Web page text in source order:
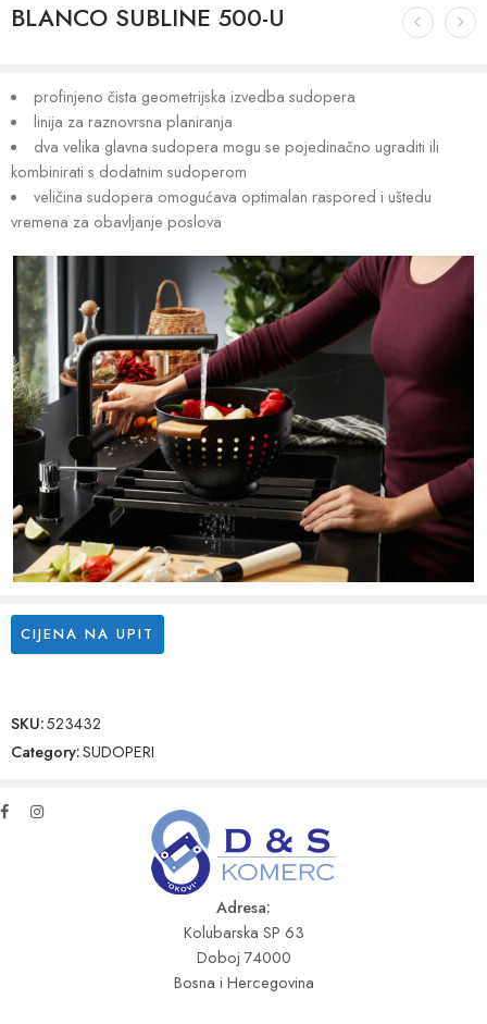
BLANCO SUBLINE 500-U
profinjeno čista geometrijska izvedba sudopera
linija za raznovrsna planiranja
dva velika glavna sudopera mogu se pojedinačno ugraditi ili
kombinirati s dodatnim sudoperom
veličina sudopera omogućava optimalan raspored i uštedu
vremena za obavljanje poslova
CIJENA NA UPIT
SKU:523432
Category:SUDOPERI
Adresa:
Kolubarska SP 63
Doboj 74000
Bosna i Hercegovina